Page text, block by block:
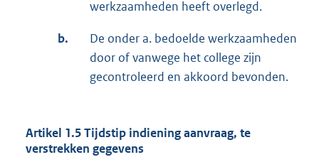
werkzaamheden heeft overlegd.
b.
De onder a. bedoelde werkzaamheden
door of vanwege het college zijn
gecontroleerd en akkoord bevonden.
Artikel 1.5 Tijdstip indiening aanvraag, te
verstrekken gegevens